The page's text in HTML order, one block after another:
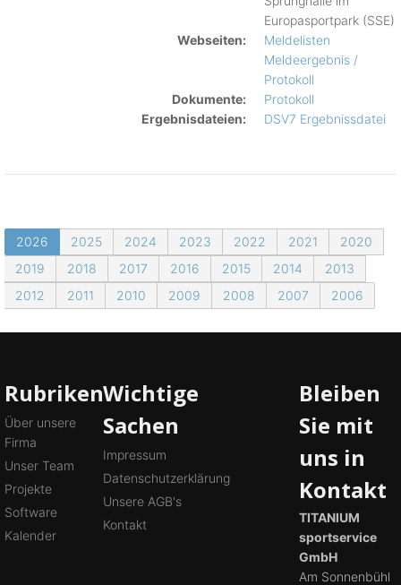
Europasportpark (SSE)
Webseiten:
Meldelisten
Meldeergebnis /
Protokoll
Dokumente:
Protokoll
Ergebnisdateien:
DSV7 Ergebnissdatei
2026 2025 2024 2023 2022 2021
2020
2019
2018 2017 2016 2015 2014
2013
2012
2011 2010 2009 2008 2007 2006
Rubriken
Über unsere
Firma
Unser Team
Projekte
Software
Kalender
Wichtige
Sachen
Impressum
Datenschutzerklärung
Unsere AGB's
Kontakt
Bleiben
Sie mit
uns in
Kontakt
TITANIUM
sportservice
GmbH
Am Sonnenbühl